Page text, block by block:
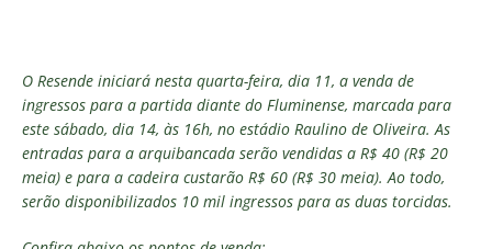
O Resende iniciará nesta quarta-feira, dia 11, a venda de
ingressos para a partida diante do Fluminense, marcada para
este sábado, dia 14, às 16h, no estádio Raulino de Oliveira. As
entradas para a arquibancada serão vendidas a R$ 40 (R$ 20
meia) e para a cadeira custarão R$ 60 (R$ 30 meia). Ao todo,
serão disponibilizados 10 mil ingressos para as duas torcidas.